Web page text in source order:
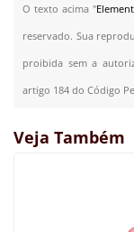
O texto acima "
reservado. Sua
proibida sem a
artigo 184 do Código
Veja Também